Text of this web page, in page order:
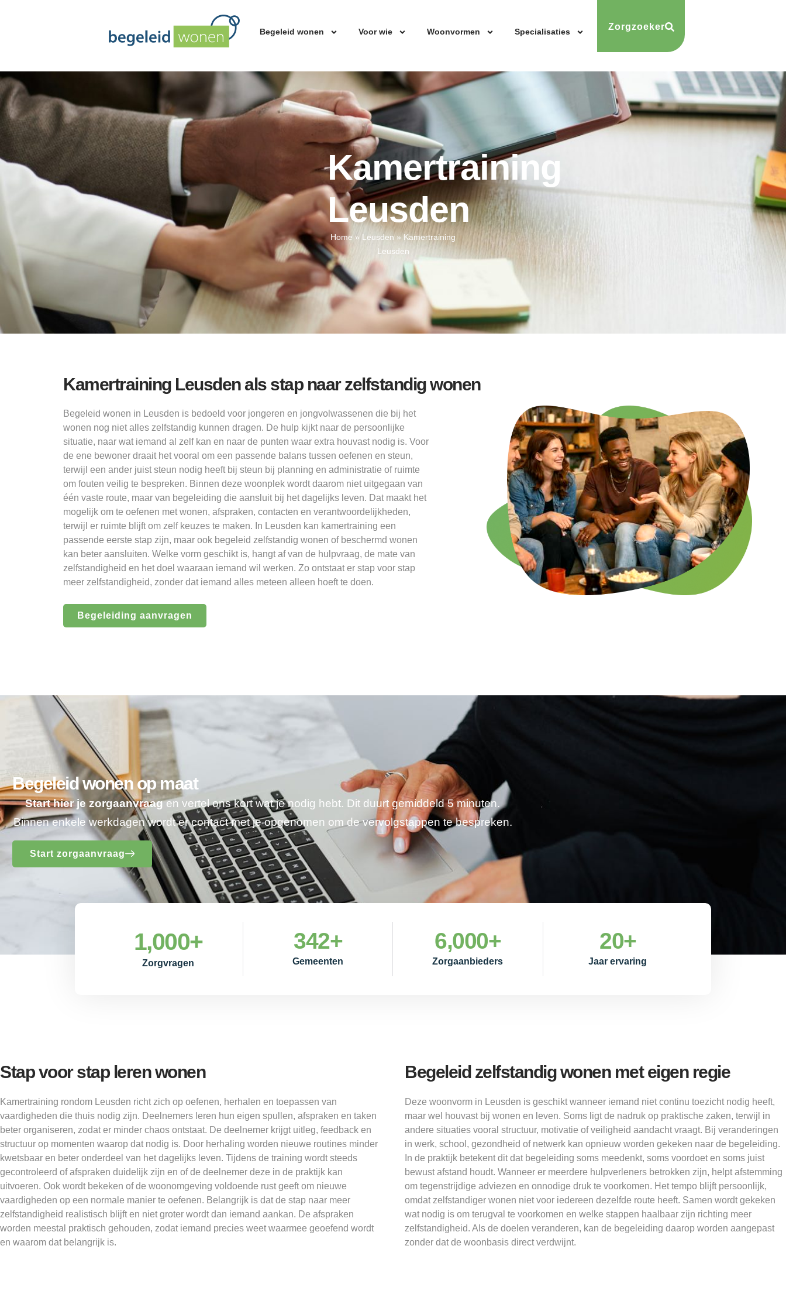
Begeleid wonen Voor wie Woonvormen Specialisaties Zorgzoeker
Kamertraining
Leusden
Home » Leusden »Kamertraining
Leusden
Kamertraining Leusden als stap naar zelfstandig wonen
Begeleid wonen in Leusden is bedoeld voor jongeren en jongvolwassenen die bij het
wonen nog niet alles zelfstandig kunnen dragen. De hulp kijkt naar de persoonlijke
situatie, naar wat iemand al zelf kan en naar de punten waar extra houvast nodig is. Voor
de ene bewoner draait het vooral om een passende balans tussen oefenen en steun,
terwijl een ander juist steun nodig heeft bij steun bij planning en administratie of ruimte
om fouten veilig te bespreken. Binnen deze woonplek wordt daarom niet uitgegaan van
één vaste route, maar van begeleiding die aansluit bij het dagelijks leven. Dat maakt het
mogelijk om te oefenen met wonen, afspraken, contacten en verantwoordelijkheden,
terwijl er ruimte blijft om zelf keuzes te maken. In Leusden kan kamertraining een
passende eerste stap zijn, maar ook begeleid zelfstandig wonen of beschermd wonen
kan beter aansluiten. Welke vorm geschikt is, hangt af van de hulpvraag, de mate van
zelfstandigheid en het doel waaraan iemand wil werken. Zo ontstaat er stap voor stap
meer zelfstandigheid, zonder dat iemand alles meteen alleen hoeft te doen.
Begeleiding aanvragen
Begeleid wonen op maat
Start hier je zorgaanvraagen vertel ons kort wat je nodig hebt. Dit duurt gemiddeld 5 minuten.
Binnen enkele werkdagen wordt er contact met je opgenomen om de vervolgstappen te bespreken.
Start zorgaanvraag
Zorgvragen
1,000+
Gemeenten
342+
Zorgaanbieders
6,000+
Jaar ervaring
20+
Stap voor stap leren wonen
Kamertraining rondom Leusden richt zich op oefenen, herhalen en toepassen van
vaardigheden die thuis nodig zijn. Deelnemers leren hun eigen spullen, afspraken en taken
beter organiseren, zodat er minder chaos ontstaat. De deelnemer krijgt uitleg, feedback en
structuur op momenten waarop dat nodig is. Door herhaling worden nieuwe routines minder
kwetsbaar en beter onderdeel van het dagelijks leven. Tijdens de training wordt steeds
gecontroleerd of afspraken duidelijk zijn en of de deelnemer deze in de praktijk kan
uitvoeren. Ook wordt bekeken of de woonomgeving voldoende rust geeft om nieuwe
vaardigheden op een normale manier te oefenen. Belangrijk is dat de stap naar meer
zelfstandigheid realistisch blijft en niet groter wordt dan iemand aankan. De afspraken
worden meestal praktisch gehouden, zodat iemand precies weet waarmee geoefend wordt
en waarom dat belangrijk is.
Begeleid zelfstandig wonen met eigen regie
Deze woonvorm in Leusden is geschikt wanneer iemand niet continu toezicht nodig heeft,
maar wel houvast bij wonen en leven. Soms ligt de nadruk op praktische zaken, terwijl in
andere situaties vooral structuur, motivatie of veiligheid aandacht vraagt. Bij veranderingen
in werk, school, gezondheid of netwerk kan opnieuw worden gekeken naar de begeleiding.
In de praktijk betekent dit dat begeleiding soms meedenkt, soms voordoet en soms juist
bewust afstand houdt. Wanneer er meerdere hulpverleners betrokken zijn, helpt afstemming
om tegenstrijdige adviezen en onnodige druk te voorkomen. Het tempo blijft persoonlijk,
omdat zelfstandiger wonen niet voor iedereen dezelfde route heeft. Samen wordt gekeken
wat nodig is om terugval te voorkomen en welke stappen haalbaar zijn richting meer
zelfstandigheid. Als de doelen veranderen, kan de begeleiding daarop worden aangepast
zonder dat de woonbasis direct verdwijnt.